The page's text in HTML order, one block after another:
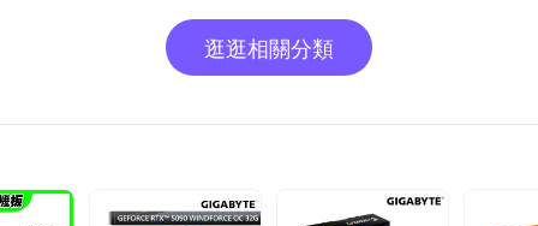
逛逛相關分類